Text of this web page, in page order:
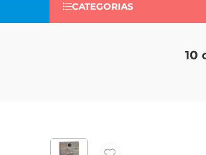
CATEGORIAS
10